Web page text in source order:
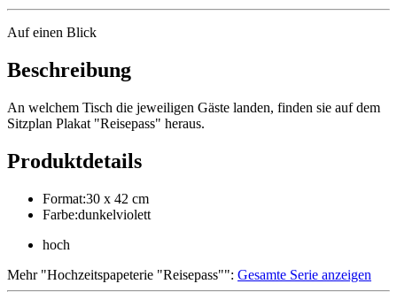
Auf einen Blick
Beschreibung
An welchem Tisch die jeweiligen Gäste landen, finden sie auf dem
Sitzplan Plakat "Reisepass" heraus.
Produktdetails
Format:30 x 42 cm
Farbe:dunkelviolett
hoch
Mehr"Hochzeitspapeterie "Reisepass"": Gesamte Serie anzeigen